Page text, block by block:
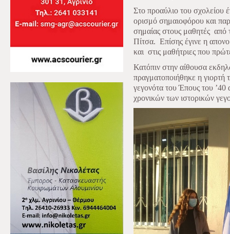
Στο προαύλιο του σχολείου
ορισμό σημαιοφόρου και
σημαίας στους μαθητές από
Πίτσα. Επίσης έγινε η
και στις μαθήτριες που
Κατόπιν στην αίθουσα
πραγματοποιήθηκε η γιορτή
γεγονότα του Έπους του
χρονικών των ιστορικών